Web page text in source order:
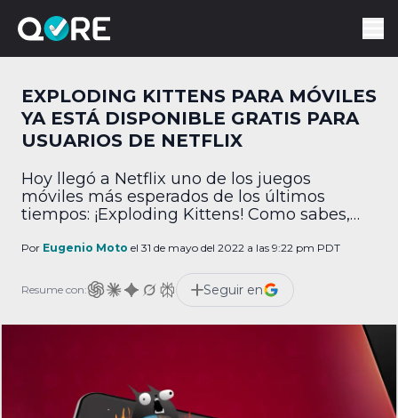
EXPLODING KITTENS PARA MÓVILES
YA ESTÁ DISPONIBLE GRATIS PARA
USUARIOS DE NETFLIX
Hoy llegó a Netflix uno de los juegos
móviles más esperados de los últimos
tiempos: ¡Exploding Kittens! Como sabes,
The Oatmeal es uno de los proyectos más
ahora su port para celular está disponible y
exclusivamente para usuarios del servicio
[…]
Por Eugenio Moto el 31 de mayo del 2022 a las 9:22 pm PDT
Resume con: Seguir en